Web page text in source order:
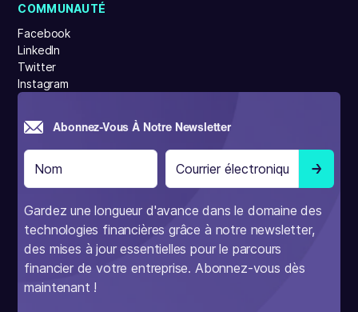
COMMUNAUTÉ
Facebook
LinkedIn
Twitter
Instagram
Abonnez-Vous À Notre Newsletter
Gardez une longueur d'avance dans le domaine des
technologies financières grâce à notre newsletter,
des mises à jour essentielles pour le parcours
financier de votre entreprise. Abonnez-vous dès
maintenant !